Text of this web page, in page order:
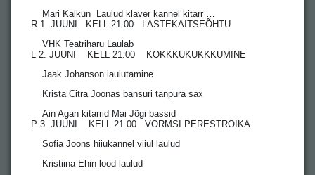
Mari Kalkun Laulud klaver kannel kitarr …
R 1. JUUNI KELL 21.00 LASTEKAITSEÕHTU
VHK Teatriharu Laulab
L 2. JUUNI KELL 21.00 KOKKKUKUKKKUMINE
Jaak Johanson laulutamine
Krista Citra Joonas bansuri tanpura sax
Ain Agan kitarrid Mai Jõgi bassid
P 3. JUUNI KELL 21.00 VORMSI PERESTROIKA
Sofia Joons hiiukannel viiul laulud
Kristiina Ehin lood laulud